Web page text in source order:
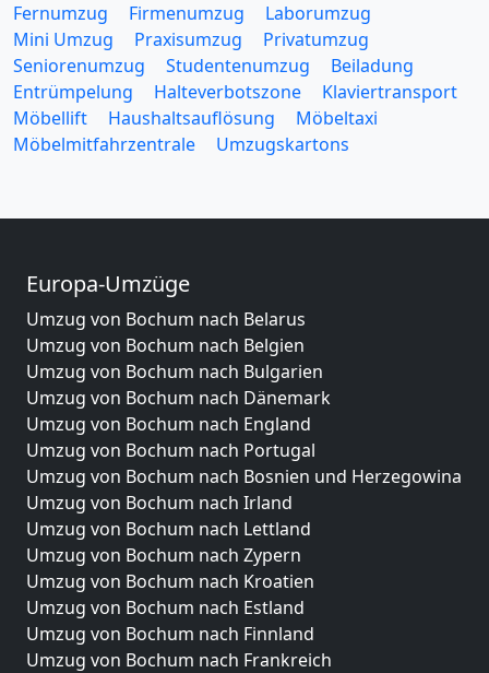
Fernumzug
Firmenumzug
Laborumzug
Mini Umzug
Praxisumzug
Privatumzug
Seniorenumzug
Studentenumzug
Beiladung
Entrümpelung
Halteverbotszone
Klaviertransport
Möbellift
Haushaltsauflösung
Möbeltaxi
Möbelmitfahrzentrale
Umzugskartons
Europa-Umzüge
Umzug von Bochum nach Belarus
Umzug von Bochum nach Belgien
Umzug von Bochum nach Bulgarien
Umzug von Bochum nach Dänemark
Umzug von Bochum nach England
Umzug von Bochum nach Portugal
Umzug von Bochum nach Bosnien und Herzegowina
Umzug von Bochum nach Irland
Umzug von Bochum nach Lettland
Umzug von Bochum nach Zypern
Umzug von Bochum nach Kroatien
Umzug von Bochum nach Estland
Umzug von Bochum nach Finnland
Umzug von Bochum nach Frankreich